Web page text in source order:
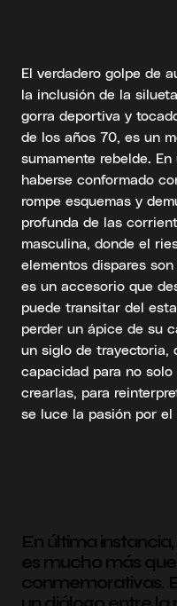
El verdadero golpe de
la inclusión de la
gorra deportiva y
de los años 70, es un
sumamente rebelde.
haberse conformado
rompe esquemas y
profunda de las
masculina, donde el
elementos dispares
es un accesorio que
puede transitar del
perder un ápice de su
un siglo de trayectoria,
capacidad para no
crearlas, para
se luce la pasión por el
En última
es mucho más
conmemorativas.